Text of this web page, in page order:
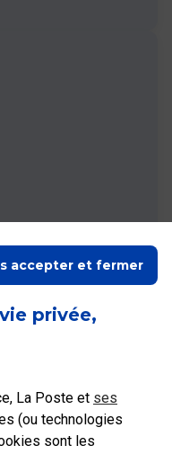
privée,
La Poste et ses
(ou technologies
sont les
accepter et fermer
du Groupe La